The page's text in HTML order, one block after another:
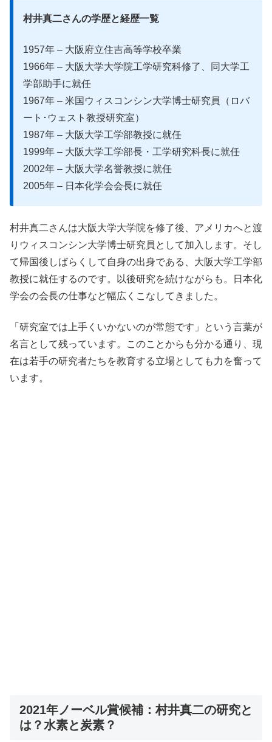
村井真二さんの学歴と経歴一覧
1957年 – 大阪府立住吉高等学校卒業
1966年 – 大阪大学大学院工学研究科修了、同大学工
学部助手に就任
1967年 – 米国ウィスコンシン大学博士研究員（ロバ
ート･ウェスト教授研究室）
1987年 – 大阪大学工学部教授に就任
1999年 – 大阪大学工学部長・工学研究科長に就任
2002年 – 大阪大学名誉教授に就任
2005年 – 日本化学会会長に就任
村井真二さんは大阪大学大学院を修了後、アメリカへと渡
りウィスコンシン大学博士研究員として加入します。そし
て帰国後しばらくして自身の出身である、大阪大学工学部
教授に就任するのです。以後研究を続けながらも。日本化
学会の会長の仕事など幅広くこなしてきました。
「研究室では上手くいかないのが常態です」という言葉が
名言として残っています。このことからも分かる通り、現
在は若手の研究者たちを教育する立場としても力を奮って
います。
2021年ノーベル賞候補：村井真二の研究と
は？水素と炭素？